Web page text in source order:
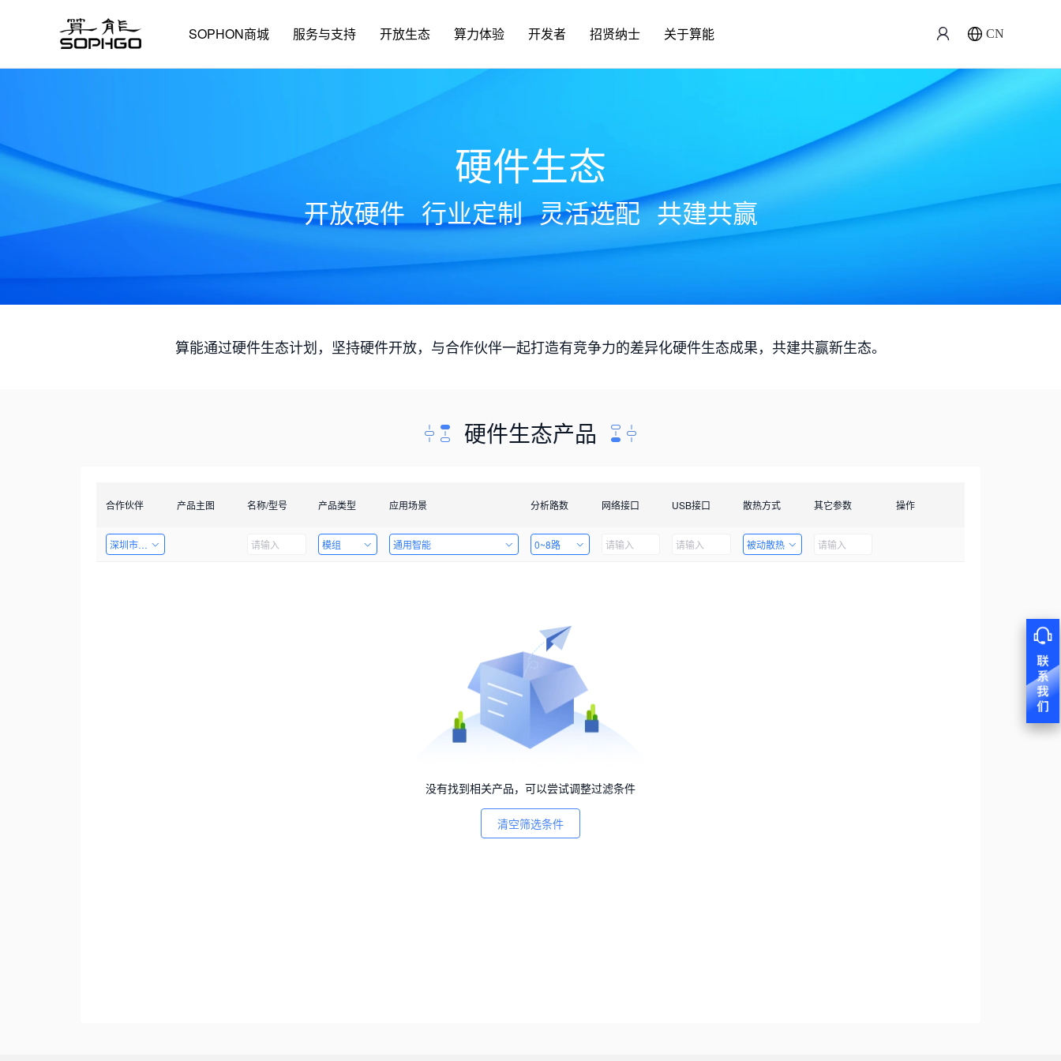
SOPHON商城 服务与支持 开放生态 算力体验 开发者 招贤纳士 关于算能 CN
硬件生态
开放硬件 行业定制 灵活选配 共建共赢
算能通过硬件生态计划，坚持硬件开放，与合作伙伴一起打造有竞争力的差异化硬件生态成果，共建共赢新生态。
硬件生态产品
合作伙伴 产品主图 名称/型号 产品类型 应用场景 分析路数 网络接口 USB接口 散热方式 其它参数 操作
深圳市创智成科技股份有限公司 模组 通用智能 0~8路 被动散热
没有找到相关产品，可以尝试调整过滤条件
清空筛选条件